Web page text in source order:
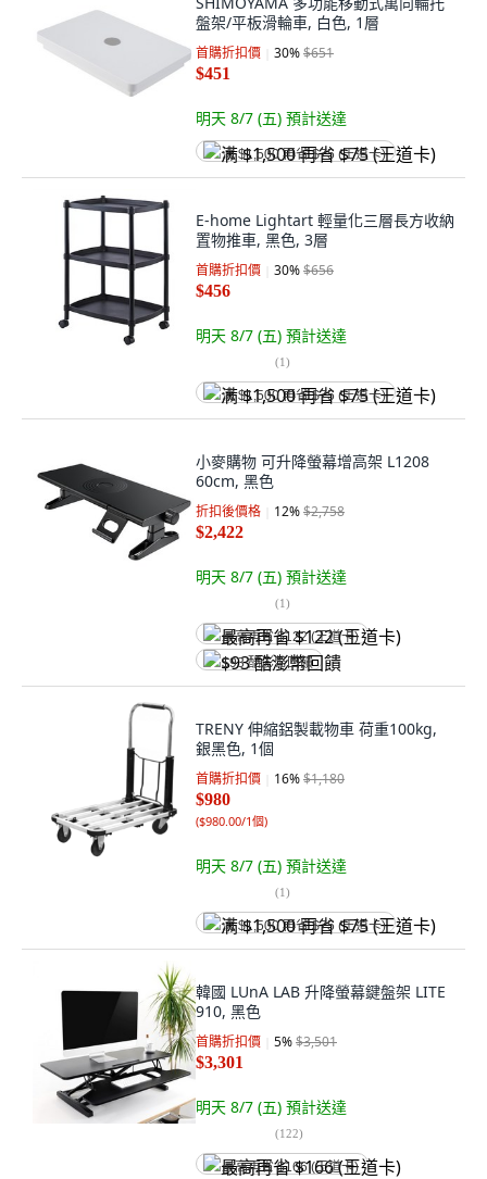
盤架/平板滑輪車, 白色, 1層
首購折扣價 30%$651
$451
明天 8/7 (五) 預計送達
满 $1,500 再省 $75 (王道卡)
E-home Lightart 輕量化三層長方收納
置物推車, 黑色, 3層
首購折扣價 30%$656
$456
明天 8/7 (五) 預計送達
(1)
满 $1,500 再省 $75 (王道卡)
小麥購物 可升降螢幕增高架 L1208
60cm, 黑色
折扣後價格 12%$2,758
$2,422
明天 8/7 (五) 預計送達
(1)
最高再省 $122 (王道卡)
$93 酷澎幣回饋
TRENY 伸縮鋁製載物車 荷重100kg,
銀黑色, 1個
首購折扣價 16%$1,180
$980
($980.00/1個)
明天 8/7 (五) 預計送達
(1)
满 $1,500 再省 $75 (王道卡)
韓國 LUnA LAB 升降螢幕鍵盤架 LITE
910, 黑色
首購折扣價 5%$3,501
$3,301
明天 8/7 (五) 預計送達
(122)
最高再省 $166 (王道卡)